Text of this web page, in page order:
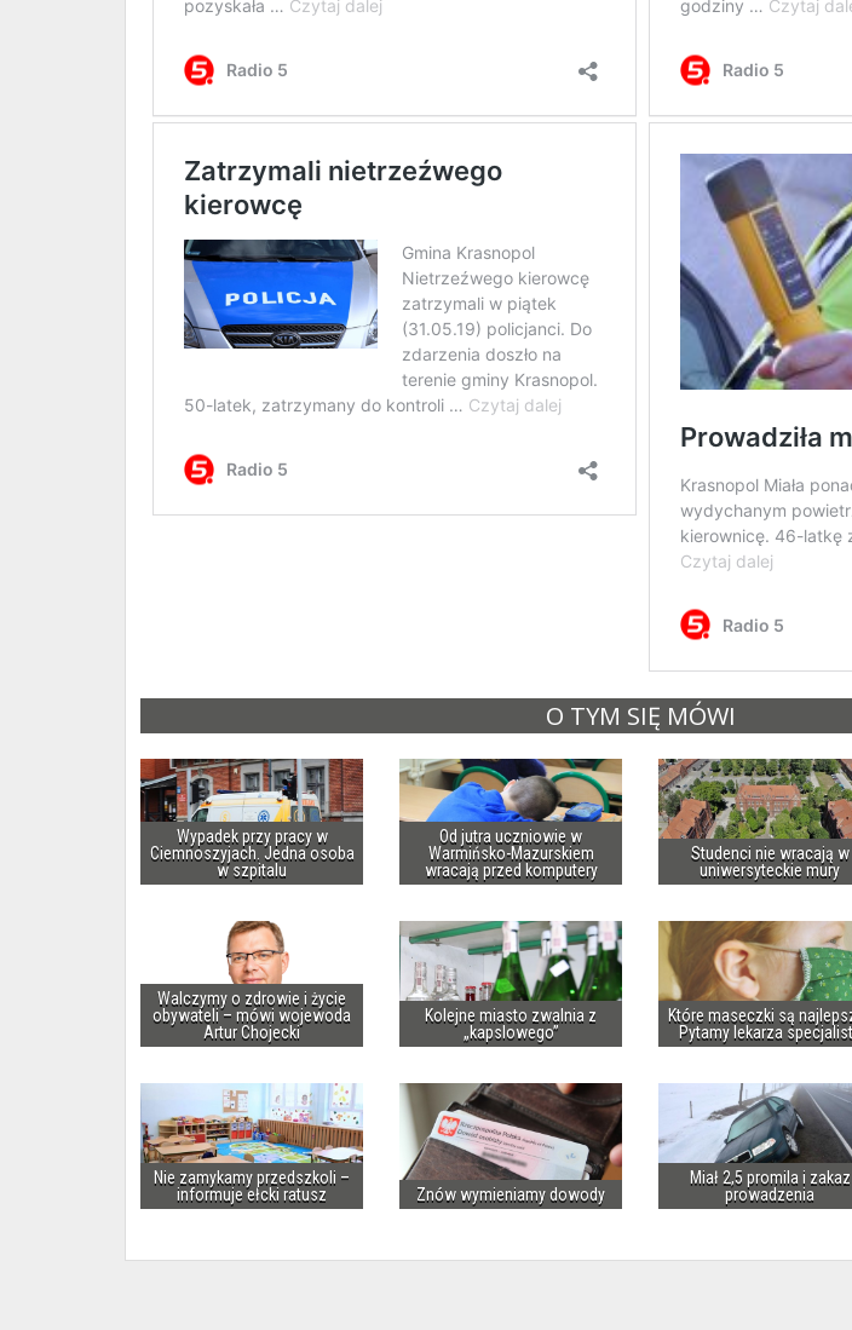
O TYM SIĘ MÓWI
Wypadek przy pracy w
Ciemnoszyjach. Jedna osoba
w szpitalu
Od jutra uczniowie w
Warmińsko-Mazurskiem
wracają przed komputery
Studenci nie wracają w
uniwersyteckie mury
Walczymy o zdrowie i życie
obywateli – mówi wojewoda
Artur Chojecki
Kolejne miasto zwalnia z
„kapslowego”
Które maseczki są
Pytamy lekarza
Nie zamykamy przedszkoli –
informuje ełcki ratusz
Znów wymieniamy dowody
Miał 2,5 promila i zakaz
prowadzenia